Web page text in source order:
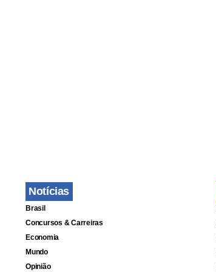
Notícias
Brasil
Concursos & Carreiras
Economia
Mundo
Opinião